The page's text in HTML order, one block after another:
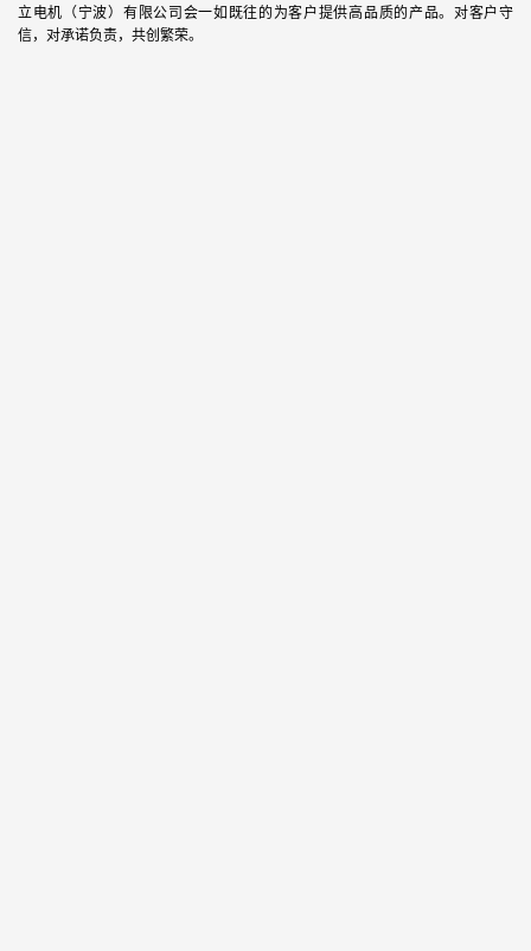
立电机（宁波）有限公司会一如既往的为客户提供高品质的产品。对客户守
信，对承诺负责，共创繁荣。